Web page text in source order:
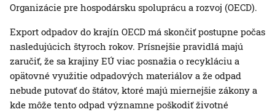
Organizácie pre hospodársku spoluprácu a rozvoj (OECD).
Export odpadov do krajín OECD má skončiť postupne počas
nasledujúcich štyroch rokov. Prísnejšie pravidlá majú
zaručiť, že sa krajiny EÚ viac posnažia o recykláciu a
opätovné využitie odpadových materiálov a že odpad
nebude putovať do štátov, ktoré majú miernejšie zákony a
kde môže tento odpad významne poškodiť životné